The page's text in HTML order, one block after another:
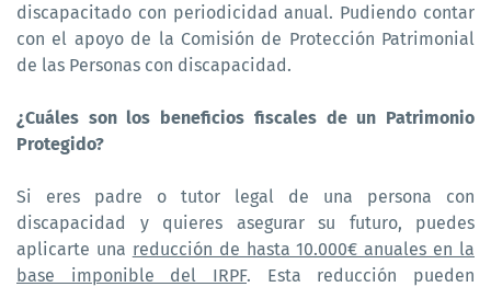
discapacitado con periodicidad anual. Pudiendo contar
con el apoyo de la Comisión de Protección Patrimonial
de las Personas con discapacidad.
¿Cuáles son los beneficios fiscales de un Patrimonio
Protegido?
Si eres padre o tutor legal de una persona con
discapacidad y quieres asegurar su futuro, puedes
aplicarte una reducción de hasta 10.000€ anuales en la
base imponible del IRPF. Esta reducción pueden